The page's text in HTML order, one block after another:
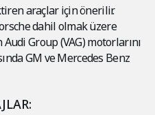
araçlar için önerilir.
dahil olmak üzere
Group (VAG) motorlarını
GM ve Mercedes Benz